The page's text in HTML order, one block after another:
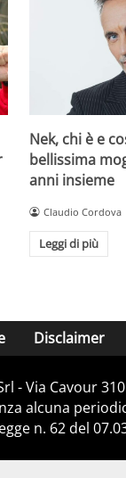
Nek, chi è e
bellissima
anni insieme
Claudio Cordova
Leggi di più
Disclaimer
Via Cavour
alcuna
n. 62 del